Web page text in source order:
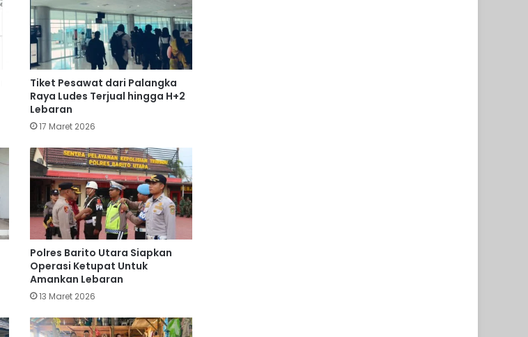
PWI Kalteng Gelar Pelatihan
Jurnalistik di Muara Teweh
Resmi Naik! Ini Daftar Harga BBM
Non subsidi di Kalimantan Tengah
Rekrutmen Polri: Polres Barito Utara
Pastikan Proses Bersih dan
Transparan
Petani Sawit Kotim Dapatkan
Peningkatan Kapasitas Pelatihan
PT MPG Salurkan 13 Hewan Qurban
untuk Karyawan dan Warga
Tiket Pesawat dari Palangka
Raya Ludes Terjual hingga H+2
Lebaran
17 Maret 2026
Polres Barito Utara Siapkan
Operasi Ketupat Untuk
Amankan Lebaran
13 Maret 2026